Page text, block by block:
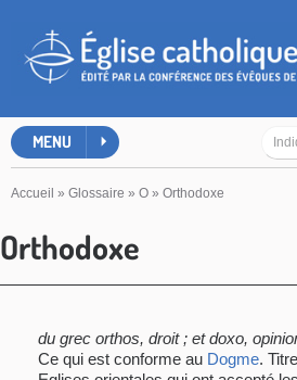
MENU
Accueil » Glossaire » O » Orthodoxe
Orthodoxe
du grec orthos, droit ; et doxo,
Ce qui est conforme au Dogme.